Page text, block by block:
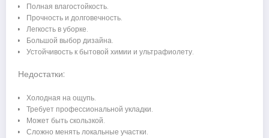
Полная влагостойкость.
Прочность и долговечность.
Легкость в уборке.
Большой выбор дизайна.
Устойчивость к бытовой химии и ультрафиолету.
Недостатки:
Холодная на ощупь.
Требует профессиональной укладки.
Может быть скользкой.
Сложно менять локальные участки.